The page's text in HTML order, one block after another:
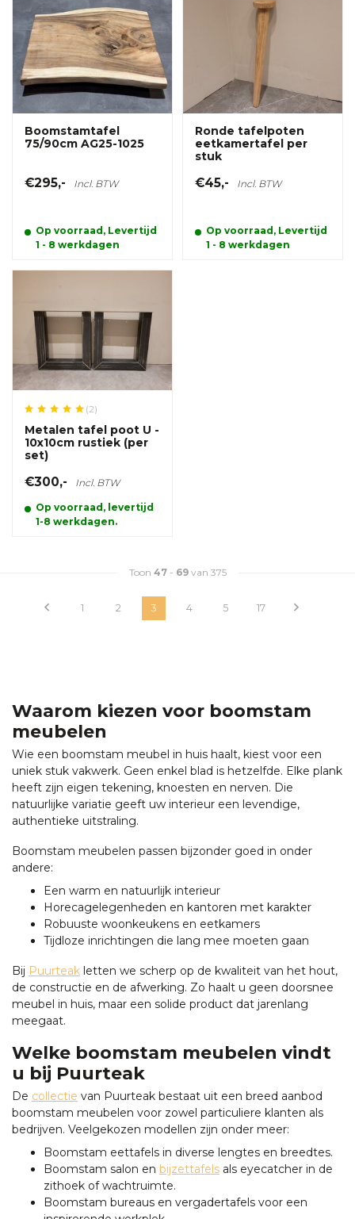
Boomstamtafel
75/90cm AG25-1025
€295,- Incl. BTW
Op voorraad, Levertijd
1 - 8 werkdagen
Ronde tafelpoten
eetkamertafel per
stuk
€45,- Incl. BTW
Op voorraad, Levertijd
1 - 8 werkdagen
(2)
Metalen tafel poot U -
10x10cm rustiek (per
set)
€300,- Incl. BTW
Op voorraad, levertijd
1-8 werkdagen.
Toon 47- 69van 375
1 2 3 4 5 17
Waarom kiezen voor boomstam
meubelen
Wie een boomstam meubel in huis haalt, kiest voor een
uniek stuk vakwerk. Geen enkel blad is hetzelfde. Elke plank
heeft zijn eigen tekening, knoesten en nerven. Die
natuurlijke variatie geeft uw interieur een levendige,
authentieke uitstraling.
Boomstam meubelen passen bijzonder goed in onder
andere:
Een warm en natuurlijk interieur
Horecagelegenheden en kantoren met karakter
Robuuste woonkeukens en eetkamers
Tijdloze inrichtingen die lang mee moeten gaan
Bij Puurteak letten we scherp op de kwaliteit van het hout,
de constructie en de afwerking. Zo haalt u geen doorsnee
meubel in huis, maar een solide product dat jarenlang
meegaat.
Welke boomstam meubelen vindt
u bij Puurteak
De collectie van Puurteak bestaat uit een breed aanbod
boomstam meubelen voor zowel particuliere klanten als
bedrijven. Veelgekozen modellen zijn onder meer:
Boomstam eettafels in diverse lengtes en breedtes.
Boomstam salon en bijzettafels als eyecatcher in de
zithoek of wachtruimte.
Boomstam bureaus en vergadertafels voor een